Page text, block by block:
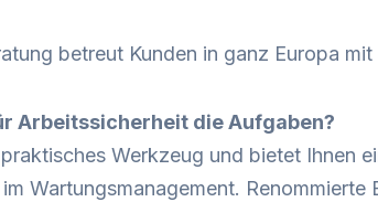
betreut Kunden in ganz Europa
Arbeitssicherheit die Aufgaben?
Werkzeug und bietet Ihnen
Wartungsmanagement.